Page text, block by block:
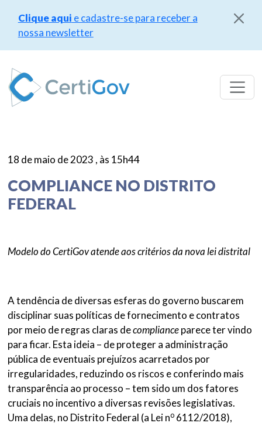
Clique aqui e cadastre-se para receber a
nossa newsletter
para
conteúdo
18 de maio de 2023 , às 15h44
COMPLIANCE NO DISTRITO
FEDERAL
Modelo do CertiGov atende aos critérios da nova lei distrital
A tendência de diversas esferas do governo buscarem
disciplinar suas políticas de fornecimento e contratos
por meio de regras claras decomplianceparece ter vindo
para ficar. Esta ideia – de proteger a administração
pública de eventuais prejuízos acarretados por
irregularidades, reduzindo os riscos e conferindo mais
transparência ao processo – tem sido um dos fatores
cruciais no incentivo a diversas revisões legislativas.
Uma delas, no Distrito Federal (a Lei no6112/2018),